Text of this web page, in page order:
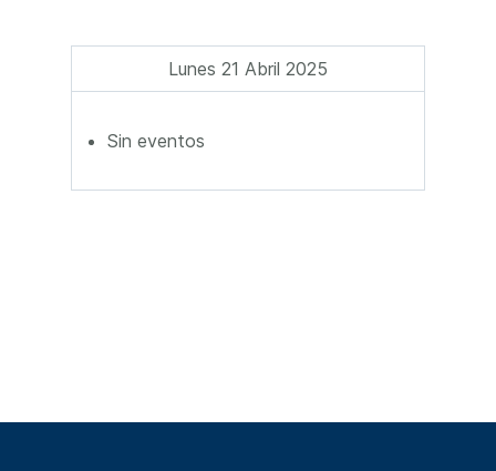
Lunes 21 Abril 2025
Sin eventos